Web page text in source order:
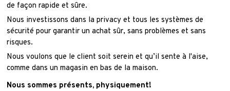
de façon rapide et sûre.
Nous investissons dans la privacy et tous les systèmes de
sécurité pour garantir un achat sûr, sans problèmes et sans
risques.
Nous voulons que le client soit serein et qu’il sente à l'aise,
comme dans un magasin en bas de la maison.
Nous sommes présents, physiquement!